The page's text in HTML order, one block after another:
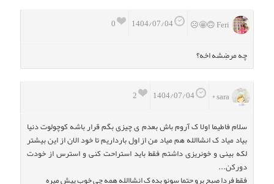
0
Feri 🙃🤩☹️
چه مرضِشه اخه؟
2
sara *
سلام فاطیما اولا ک آروم باش بعدم ی چیزی بگم قرار باشه کوچولوت دنیا
بیاد میاد ک انشاالله هم میاد من از اول بارداریم تا خود الان از این بیشتر
لکه بینی و خونریزی داشتم فقط باید استراحت کنی و استرس از خودت
دورکن...
فقط فردا صبح برو حتما سونو بده ک انشاالله همه چی خوب پیش میره